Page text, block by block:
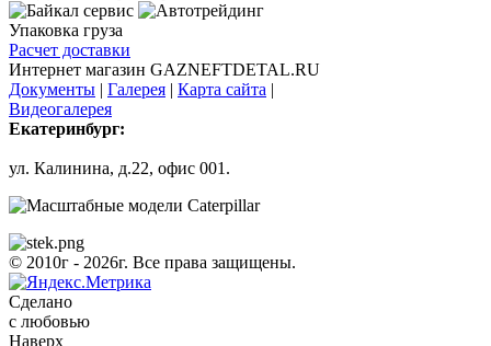
Упаковка груза
Расчет доставки
Интернет магазин GAZNEFTDETAL.RU
Документы | Галерея | Карта сайта |
Видеогалерея
Екатеринбург:
ул. Калинина, д.22, офис 001.
© 2010г - 2026г. Все права защищены.
Сделано
с любовью
Наверх